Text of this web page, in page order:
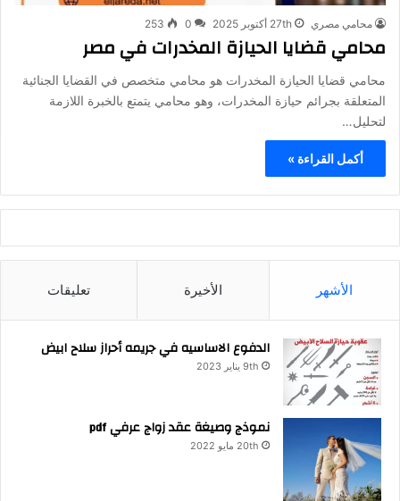
محامي مصري 27th أكتوبر 2025 0
253
محامي قضايا الحيازة المخدرات في مصر
محامي قضايا الحيازة المخدرات هو محامي متخصص في القضايا الجنائية
المتعلقة بجرائم حيازة المخدرات، وهو محامي يتمتع بالخبرة اللازمة
لتحليل…
أكمل القراءة »
الأشهر الأخيرة تعليقات
الدفوع الاساسيه في جريمه أحراز سلاح ابيض
9th يناير 2023
نموذج وصيغة عقد زواج عرفي pdf
20th مايو 2022